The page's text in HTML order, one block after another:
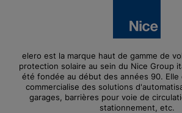
elero est la marque haut de gamme de
protection solaire au sein du Nice Group
été fondée au début des années 90.
commercialise des solutions
garages, barrières pour voie de
stationnement, etc.